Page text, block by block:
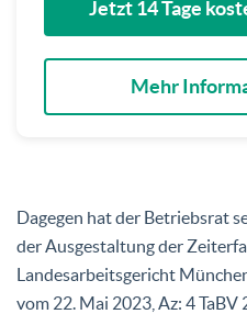
Jetzt 14 Tage
Mehr
Dagegen hat der Betriebsrat
der Ausgestaltung der
Landesarbeitsgericht
vom 22. Mai 2023, Az: 4